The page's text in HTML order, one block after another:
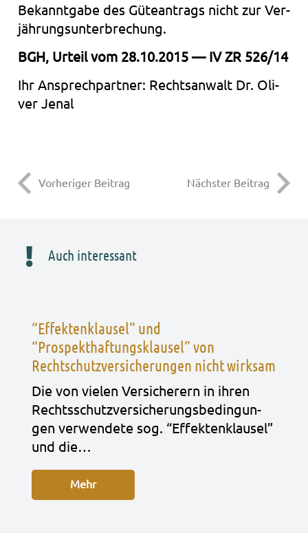
Bekannt­ga­be des Güte­an­trags nicht zur Ver­
jäh­rungs­un­ter­bre­chung.
BGH, Urteil vom 28.10.2015 — IV ZR 526/14
Ihr Ansprech­part­ner: Rechts­an­walt Dr. Oli­
ver Jenal
Vorheriger Beitrag Nächster Beitrag
Auch interessant
“Effektenklausel” und
“Prospekthaftungsklausel” von
Rechtschutzversicherungen nicht wirksam
Die von vie­len Ver­si­che­rern in ihren
Rechts­schutz­ver­si­che­rungs­be­din­gun­
gen ver­wen­de­te sog. “Effek­ten­klau­sel”
und die…
Mehr